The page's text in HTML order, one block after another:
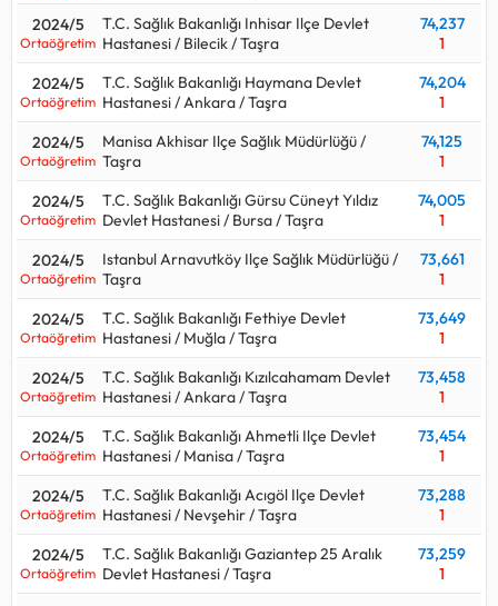
2024/5
Ortaöğretim
T.C. Sağlık Bakanlığı Inhisar Ilçe Devlet
Hastanesi / Bilecik / Taşra
74,237
1
2024/5
Ortaöğretim
T.C. Sağlık Bakanlığı Haymana Devlet
Hastanesi / Ankara / Taşra
74,204
1
2024/5
Ortaöğretim
Manisa Akhisar Ilçe Sağlık Müdürlüğü /
Taşra
74,125
1
2024/5
Ortaöğretim
T.C. Sağlık Bakanlığı Gürsu Cüneyt Yıldız
Devlet Hastanesi / Bursa / Taşra
74,005
1
2024/5
Ortaöğretim
Istanbul Arnavutköy Ilçe Sağlık Müdürlüğü /
Taşra
73,661
1
2024/5
Ortaöğretim
T.C. Sağlık Bakanlığı Fethiye Devlet
Hastanesi / Muğla / Taşra
73,649
1
2024/5
Ortaöğretim
T.C. Sağlık Bakanlığı Kızılcahamam Devlet
Hastanesi / Ankara / Taşra
73,458
1
2024/5
Ortaöğretim
T.C. Sağlık Bakanlığı Ahmetli Ilçe Devlet
Hastanesi / Manisa / Taşra
73,454
1
2024/5
Ortaöğretim
T.C. Sağlık Bakanlığı Acıgöl Ilçe Devlet
Hastanesi / Nevşehir / Taşra
73,288
1
2024/5
Ortaöğretim
T.C. Sağlık Bakanlığı Gaziantep 25 Aralık
Devlet Hastanesi / Taşra
73,259
1